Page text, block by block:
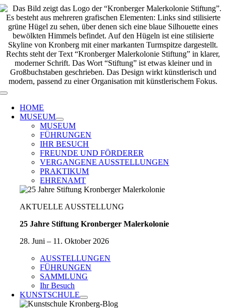
Zum
Inhalt
springen
Toggle
Navigation
HOME
MUSEUM
MUSEUM
FÜHRUNGEN
IHR BESUCH
FREUNDE UND FÖRDERER
VERGANGENE AUSSTELLUNGEN
PRAKTIKUM
EHRENAMT
AKTUELLE AUSSTELLUNG
25 Jahre Stiftung Kronberger Malerkolonie
28. Juni – 11. Oktober 2026
AUSSTELLUNGEN
FÜHRUNGEN
SAMMLUNG
Ihr Besuch
KUNSTSCHULE